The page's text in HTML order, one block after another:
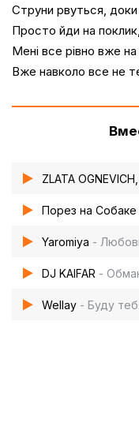
Струни рвуться, доки
Просто йди на
Мені все рівно вже
Вже навколо все не
ZLATA
Порез на Собаке
Yaromiya -
DJ KAIFAR -
Wellay - Буду